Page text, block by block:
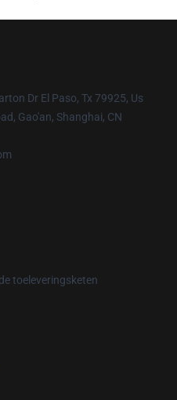
Dr El Paso, Tx 79925, Us
Gao'an, Shanghai, CN
toeleveringsketen